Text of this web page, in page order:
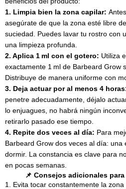
1. Limpia bien la zona capilar:
asegúrate de que la zona esté libre
suciedad. Puedes lavar tu rostro con
una limpieza profunda.
2. Aplica 1 ml con el gotero: Utiliza
exactamente 1 ml de Barbeard Grow
Distribuye de manera uniforme con
3. Deja actuar por al menos 4
penetre adecuadamente, déjalo
lo enjuagues, no habrá ningún
retirarlo pasado ese tiempo.
4. Repite dos veces al día: Para
Barbeard Grow dos veces al día:
dormir. La constancia es clave para
en pocas semanas.
📌 Consejos adicionales
1. Evita tocar constantemente la zona